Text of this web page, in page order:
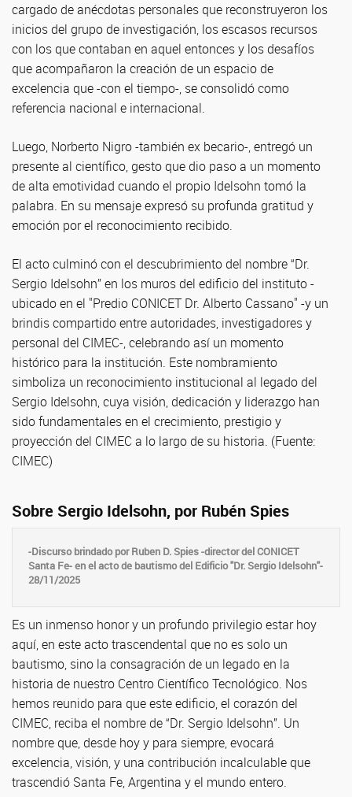
cargado de anécdotas personales que reconstruyeron los
inicios del grupo de investigación, los escasos recursos
con los que contaban en aquel entonces y los desafíos
que acompañaron la creación de un espacio de
excelencia que -con el tiempo-, se consolidó como
referencia nacional e internacional.
Luego, Norberto Nigro -también ex becario-, entregó un
presente al científico, gesto que dio paso a un momento
de alta emotividad cuando el propio Idelsohn tomó la
palabra. En su mensaje expresó su profunda gratitud y
emoción por el reconocimiento recibido.
El acto culminó con el descubrimiento del nombre “Dr.
Sergio Idelsohn” en los muros del edificio del instituto -
ubicado en el "Predio CONICET Dr. Alberto Cassano" -y un
brindis compartido entre autoridades, investigadores y
personal del CIMEC-, celebrando así un momento
histórico para la institución. Este nombramiento
simboliza un reconocimiento institucional al legado del
Sergio Idelsohn, cuya visión, dedicación y liderazgo han
sido fundamentales en el crecimiento, prestigio y
proyección del CIMEC a lo largo de su historia. (Fuente:
CIMEC)
Sobre Sergio Idelsohn, por Rubén Spies
-Discurso brindado por Ruben D. Spies -director del CONICET
Santa Fe- en el acto de bautismo del Edificio "Dr. Sergio Idelsohn"-
28/11/2025
Es un inmenso honor y un profundo privilegio estar hoy
aquí, en este acto trascendental que no es solo un
bautismo, sino la consagración de un legado en la
historia de nuestro Centro Científico Tecnológico. Nos
hemos reunido para que este edificio, el corazón del
CIMEC, reciba el nombre de “Dr. Sergio Idelsohn”. Un
nombre que, desde hoy y para siempre, evocará
excelencia, visión, y una contribución incalculable que
trascendió Santa Fe, Argentina y el mundo entero.